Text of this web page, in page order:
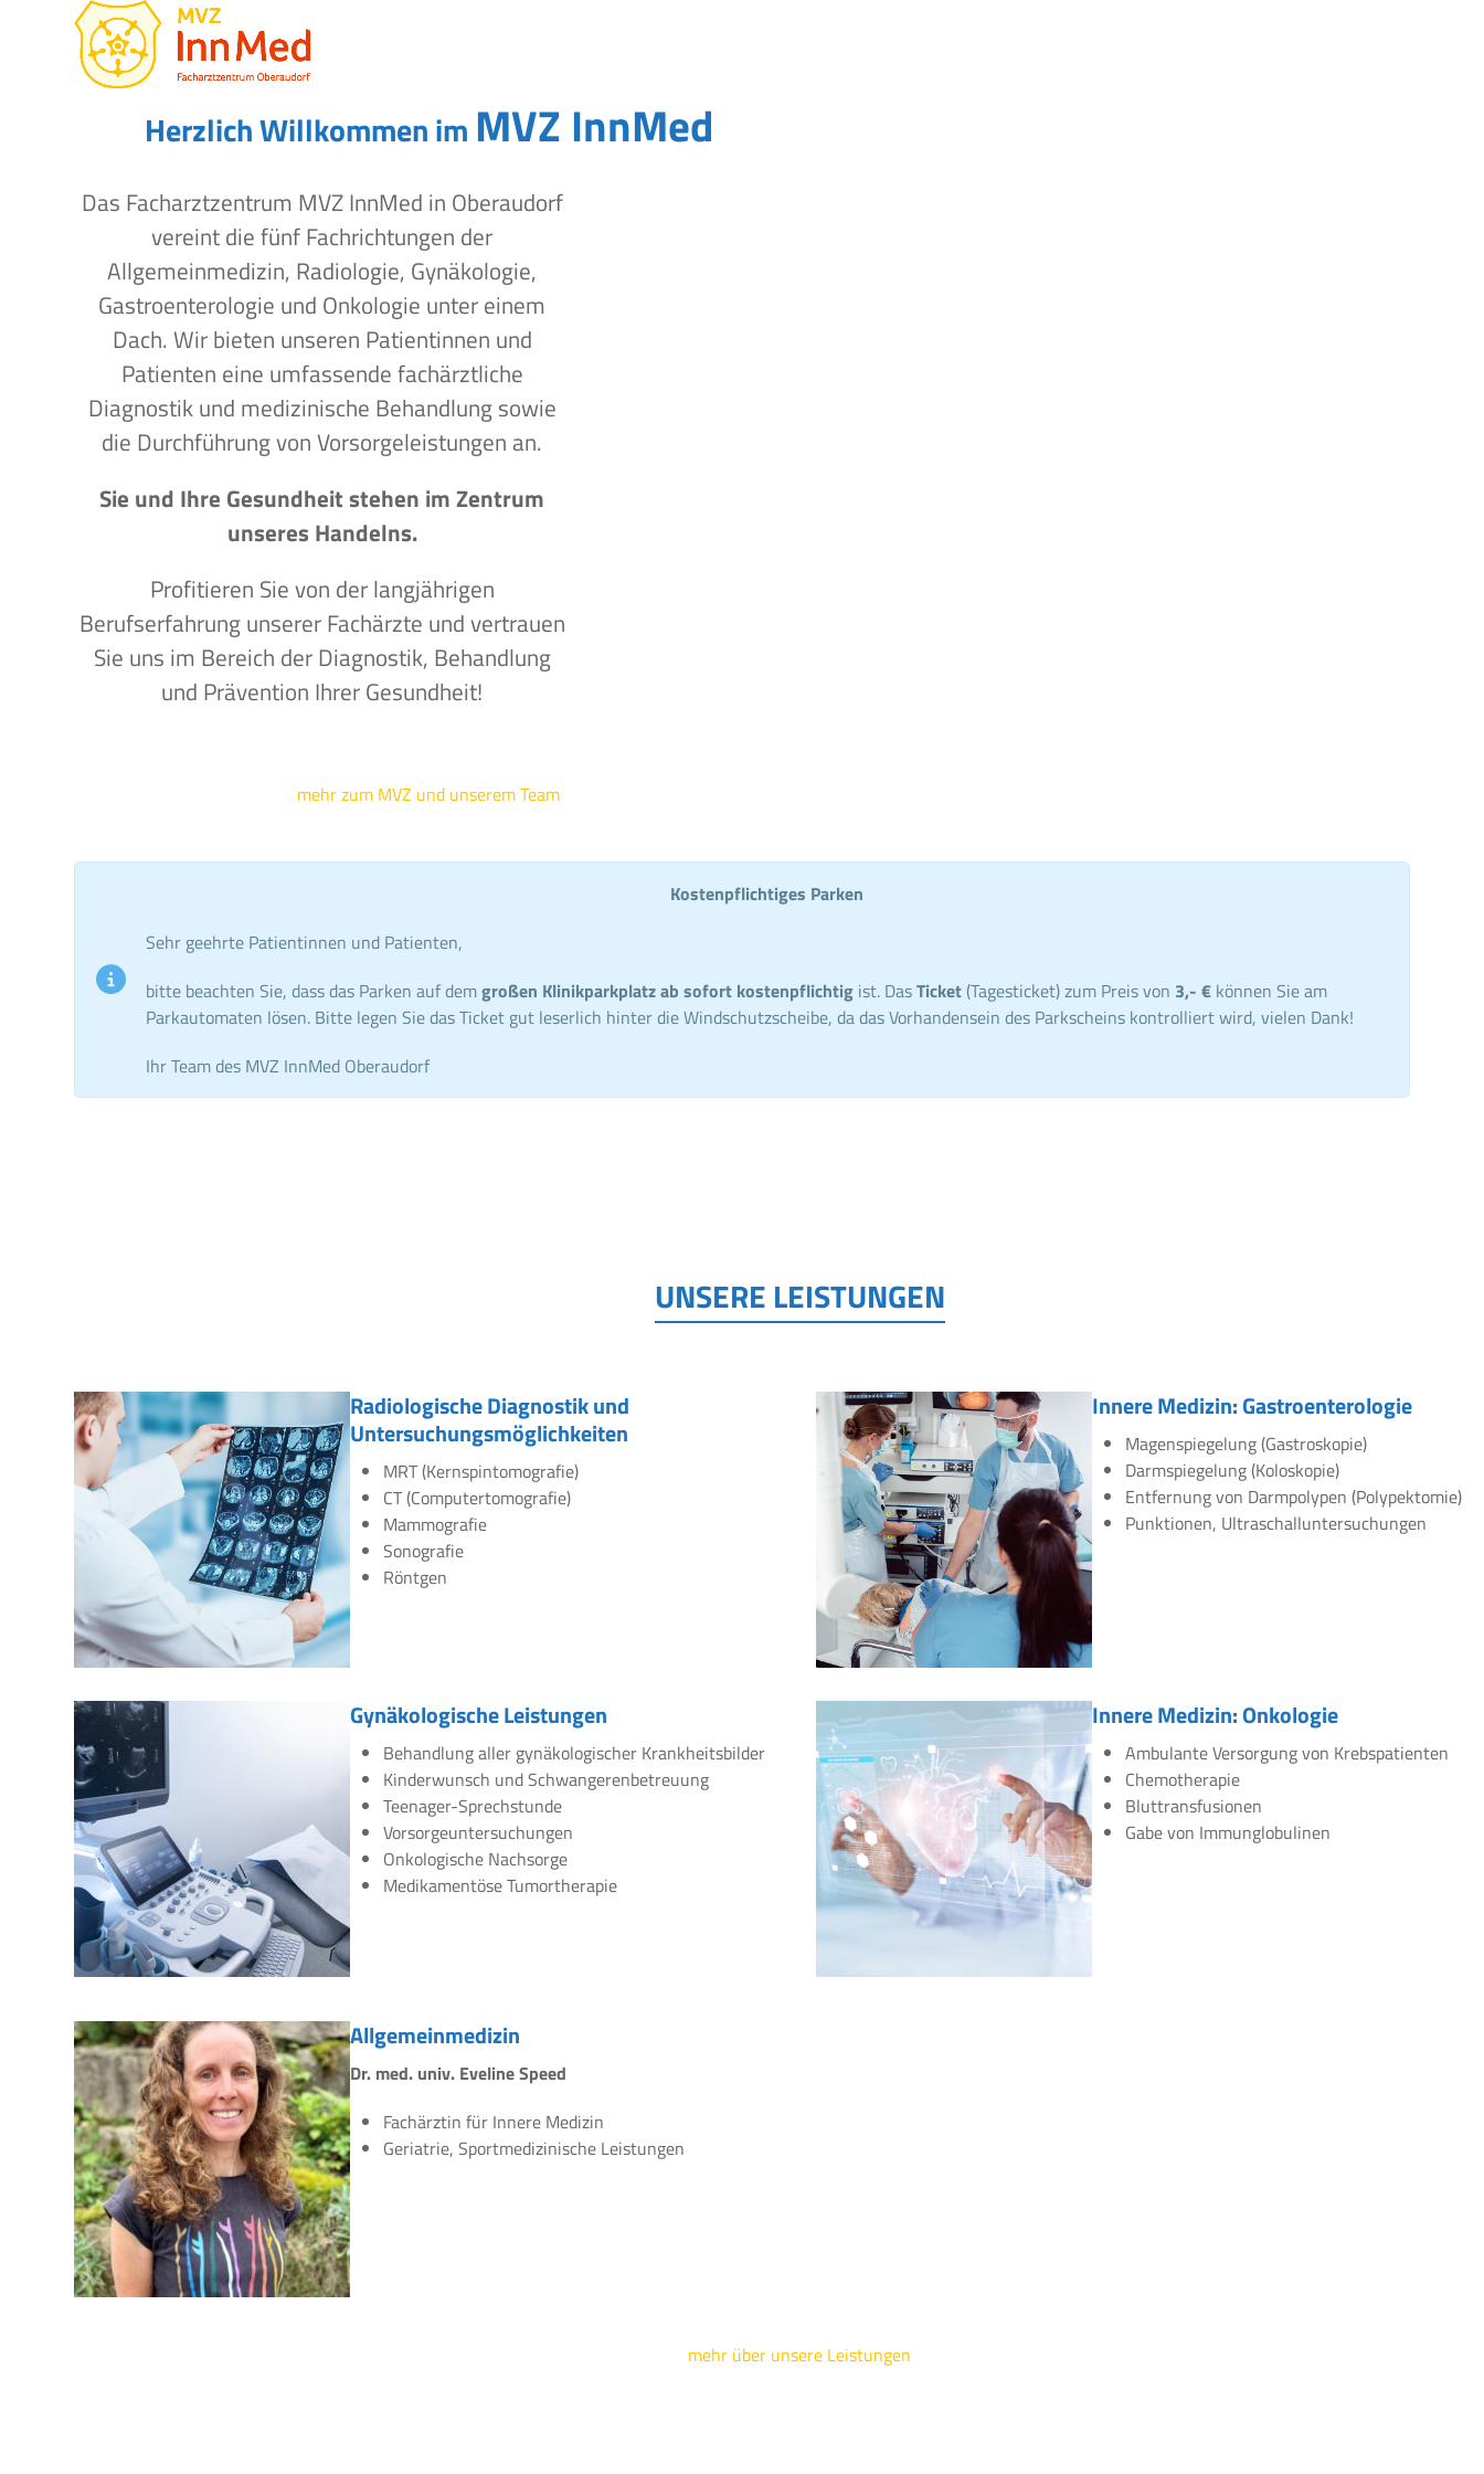
Open
mobile
menu
Close
mobile
menu
Herzlich Willkommen im MVZ InnMed
Das Facharztzentrum MVZ InnMed in Oberaudorf
vereint die fünf Fachrichtungen der
Allgemeinmedizin, Radiologie, Gynäkologie,
Gastroenterologie und Onkologie unter einem
Dach. Wir bieten unseren Patientinnen und
Patienten eine umfassende fachärztliche
Diagnostik und medizinische Behandlung sowie
die Durchführung von Vorsorgeleistungen an.
Sie und Ihre Gesundheit stehen im Zentrum
unseres Handelns.
Profitieren Sie von der langjährigen
Berufserfahrung unserer Fachärzte und vertrauen
Sie uns im Bereich der Diagnostik, Behandlung
und Prävention Ihrer Gesundheit!
mehr zum MVZ und unserem Team
Kostenpflichtiges Parken
Sehr geehrte Patientinnen und Patienten,
bitte beachten Sie, dass das Parken auf demgroßen Klinikparkplatz ab sofort kostenpflichtig ist. DasTicket (Tagesticket) zum Preis von 3,- € können Sie am
Parkautomaten lösen. Bitte legen Sie das Ticket gut leserlich hinter die Windschutzscheibe, da das Vorhandensein des Parkscheins kontrolliert wird, vielen Dank!
Ihr Team des MVZ InnMed Oberaudorf
UNSERE LEISTUNGEN
Radiologische Diagnostik und
Untersuchungsmöglichkeiten
MRT (Kernspintomografie)
CT (Computertomografie)
Mammografie
Sonografie
Röntgen
Gynäkologische Leistungen
Behandlung aller gynäkologischer Krankheitsbilder
Kinderwunsch und Schwangerenbetreuung
Teenager-Sprechstunde
Vorsorgeuntersuchungen
Onkologische Nachsorge
Medikamentöse Tumortherapie
Innere Medizin: Gastroenterologie
Magenspiegelung (Gastroskopie)
Darmspiegelung (Koloskopie)
Entfernung von Darmpolypen (Polypektomie)
Punktionen, Ultraschalluntersuchungen
Innere Medizin: Onkologie
Ambulante Versorgung von Krebspatienten
Chemotherapie
Bluttransfusionen
Gabe von Immunglobulinen
Allgemeinmedizin
Dr. med. univ. Eveline Speed
Fachärztin für Innere Medizin
Geriatrie, Sportmedizinische Leistungen
mehr über unsere Leistungen